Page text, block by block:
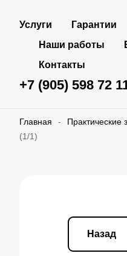
Услуги Гарантии
Наши работы
Контакты
+7 (905) 598 72
Главная - Практические
(1/1)
Назад